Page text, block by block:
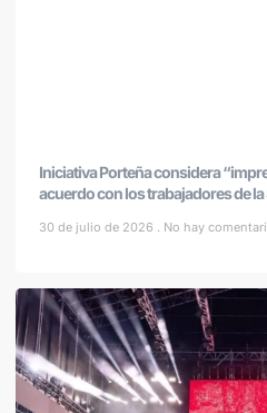
Iniciativa Porteña considera
acuerdo con los trabajadores de la
30 de julio de 2026 No hay